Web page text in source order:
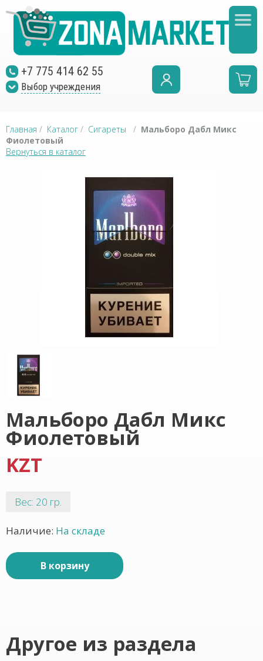
+7 775 414 62 55
Выбор учреждения
Главная / Каталог / Сигареты / Мальборо Дабл Микс
Фиолетовый
Вернуться в каталог
Мальборо Дабл Микс
Фиолетовый
KZT
Вес: 20 гр.
Наличие: На складе
В корзину
Другое из раздела